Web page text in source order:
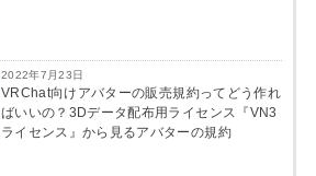
2022年7月23日
VRChat向けアバターの販売規約ってどう作れ
ばいいの？3Dデータ配布用ライセンス『VN3
ライセンス』から見るアバターの規約